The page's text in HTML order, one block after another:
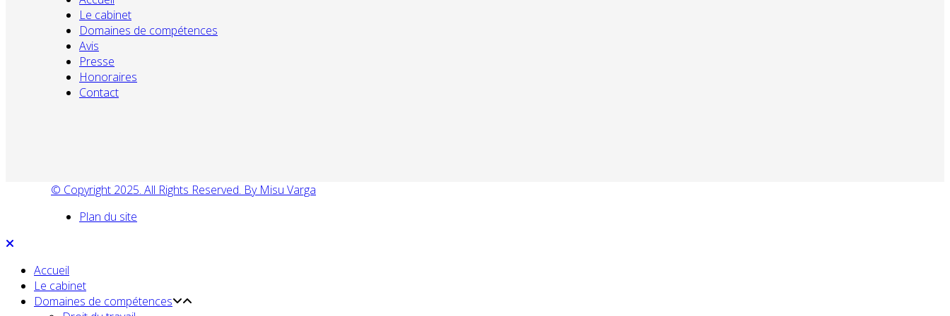
Le cabinet
Domaines de compétences
Avis
Presse
Honoraires
Contact
© Copyright 2025. All Rights Reserved. By Misu Varga
Plan du site
Accueil
Le cabinet
Domaines de compétences